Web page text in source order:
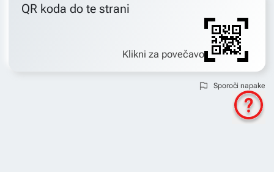
QR koda do te strani
Klikni za povečavo
Sporoči napake